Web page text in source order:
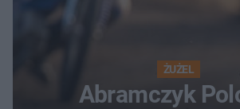
ŻUŻEL
Abramczyk